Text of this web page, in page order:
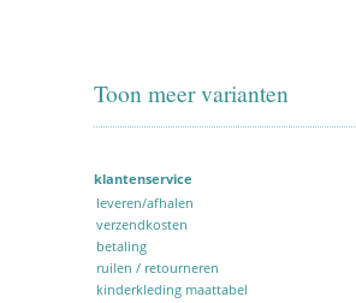
Toon meer varianten
klantenservice
leveren/afhalen
verzendkosten
betaling
ruilen / retourneren
kinderkleding maattabel